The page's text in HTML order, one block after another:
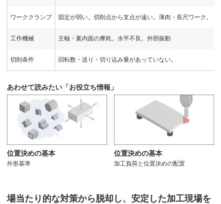
ワーククランプ 固定が弱い。切削点から支点が遠い。薄肉・長尺ワーク。
工作機械 主軸・案内面の摩耗。水平不良。外部振動
切削条件 回転数・送り・切り込み量があっていない。
あわせて読みたい「お役立ち情報」
位置決めの基本
外形基準
位置決めの基本
加工負荷と位置決めの配置
場当たり的な対策から脱却し、安定した加工現場を